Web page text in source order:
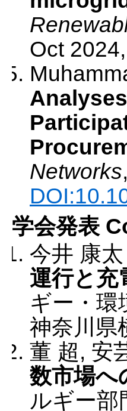
Oct 2024,
Networks,
学会発表
今井 康
運行と充
ギー・環
神奈川県
董 超, 安
数市場へ
ルギー部